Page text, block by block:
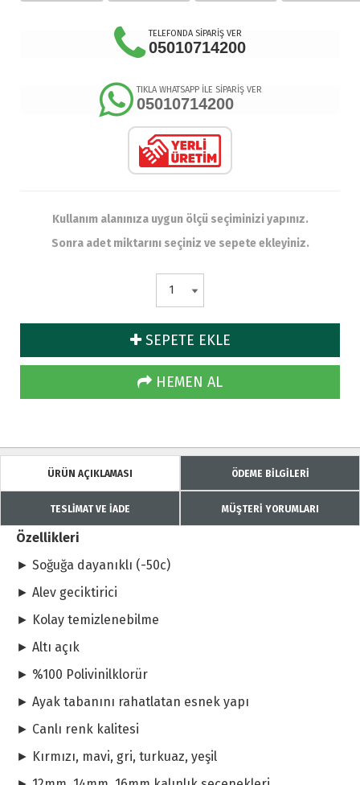
TELEFONDA SİPARİŞ VER
05010714200
TIKLA WHATSAPP İLE SİPARİŞ VER
05010714200
Kullanım alanınıza uygun ölçü seçiminizi yapınız.
Sonra adet miktarını seçiniz ve sepete ekleyiniz.
SEPETE EKLE
HEMEN AL
ÜRÜN AÇIKLAMASI ÖDEME BİLGİLERİ
TESLİMAT VE İADE MÜŞTERİ YORUMLARI
Özellikleri
► Soğuğa dayanıklı (-50c)
► Alev geciktirici
► Kolay temizlenebilme
► Altı açık
► %100 Polivinilklorür
► Ayak tabanını rahatlatan esnek yapı
► Canlı renk kalitesi
► Kırmızı, mavi, gri, turkuaz, yeşil